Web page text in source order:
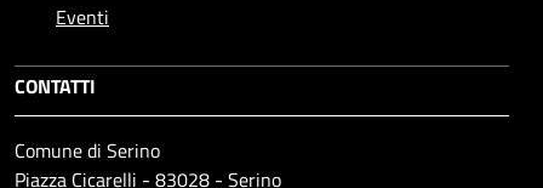
Eventi
CONTATTI
Comune di Serino
Piazza Cicarelli - 83028 - Serino